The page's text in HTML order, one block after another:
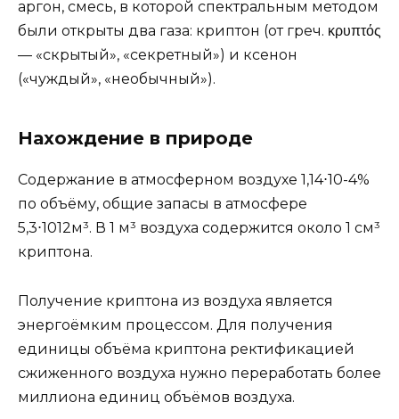
аргон, смесь, в которой спектральным методом
были открыты два газа: криптон (от греч. κρυπτός
— «скрытый», «секретный») и ксенон
(«чуждый», «необычный»).
Нахождение в природе
Содержание в атмосферном воздухе 1,14⋅10-4%
по объёму, общие запасы в атмосфере
5,3⋅1012м³. В 1 м³ воздуха содержится около 1 см³
криптона.
Получение криптона из воздуха является
энергоёмким процессом. Для получения
единицы объёма криптона ректификацией
сжиженного воздуха нужно переработать более
миллиона единиц объёмов воздуха.